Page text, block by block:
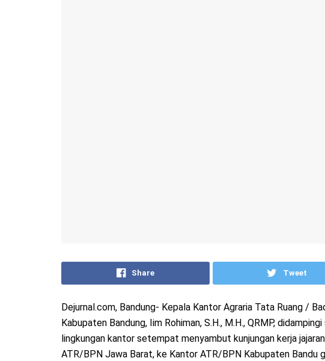
Share Tweet
Dejurnal.com, Bandung- Kepala Kantor Agraria Tata Ruang /
Kabupaten Bandung, Iim Rohiman, S.H., M.H., QRMP,
lingkungan kantor setempat menyambut kunjungan kerja
ATR/BPN Jawa Barat, ke Kantor ATR/BPN Kabupaten Bandu